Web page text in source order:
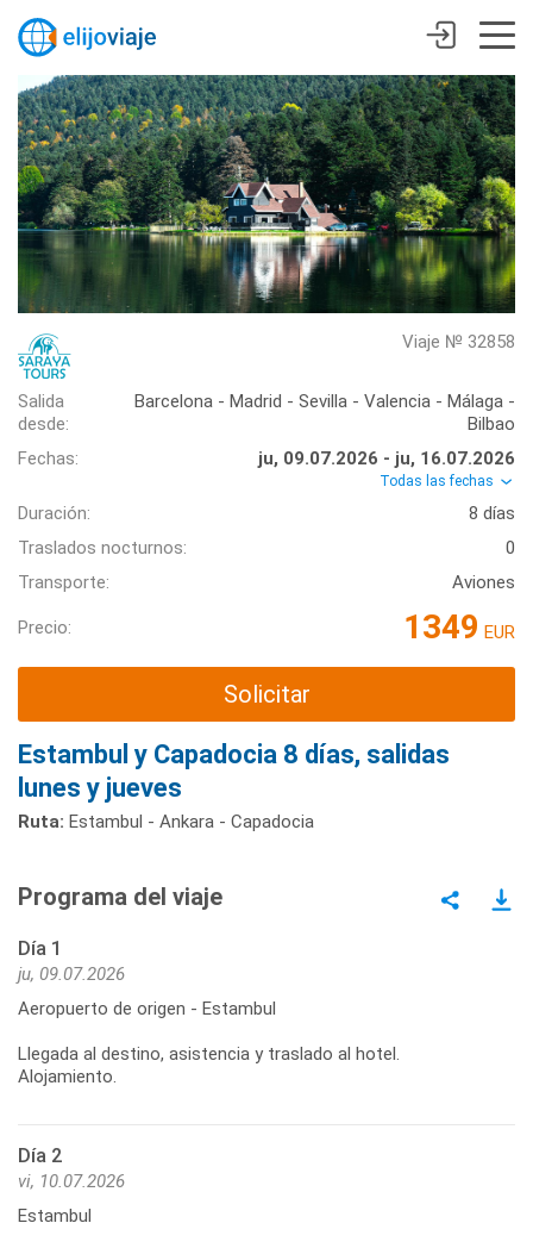
Viaje № 32858
Salida
desde:
Barcelona - Madrid - Sevilla - Valencia - Málaga -
Bilbao
Fechas:
ju, 09.07.2026 - ju, 16.07.2026
Todas las fechas
Duración:
8 días
Traslados nocturnos:
0
Transporte:
Aviones
Precio: 1349 EUR
Solicitar
Estambul y Capadocia 8 días, salidas
lunes y jueves
Ruta: Estambul - Ankara - Capadocia
Programa del viaje
Día 1
ju, 09.07.2026
Aeropuerto de origen - Estambul
Llegada al destino, asistencia y traslado al hotel.
Alojamiento.
Día 2
vi, 10.07.2026
Estambul